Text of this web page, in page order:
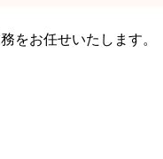
をお任せいたします。